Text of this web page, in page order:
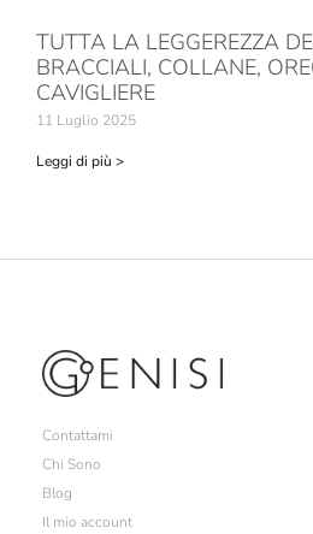
TUTTA LA LEGGEREZZA
BRACCIALI, COLLANE,
CAVIGLIERE
11 Luglio 2025
Leggi di più >
Contattami
Chi Sono
Blog
Il mio account